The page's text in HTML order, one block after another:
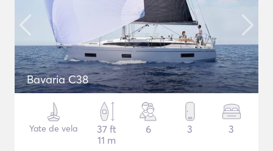
Bavaria C38
Yate de vela
37 ft
11 m
6 3 3